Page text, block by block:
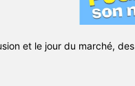
et le jour du marché, des